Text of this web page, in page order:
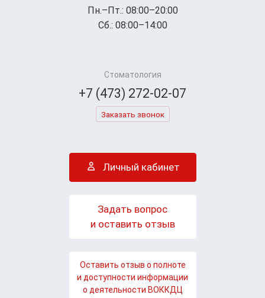
Пн.–Пт.: 08:00–20:00
Сб.: 08:00–14:00
Стоматология
+7 (473) 272-02-07
Заказать звонок
Личный кабинет
Задать вопрос
и оставить отзыв
Оставить отзыв о полноте
и доступности информации
о деятельности ВОККДЦ